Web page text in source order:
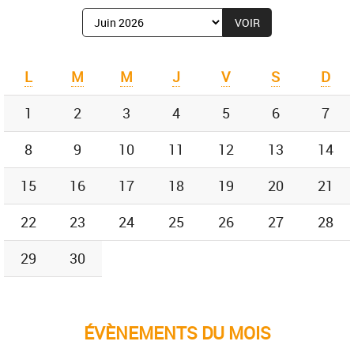
Afficher
le
de
:
L M M J V S
D
1
2 3 4 5 6
7
8
9 10 11 12 13
14
15
16 17 18 19 20
21
22
23 24 25 26 27
28
29
30
ÉVÈNEMENTS DU MOIS